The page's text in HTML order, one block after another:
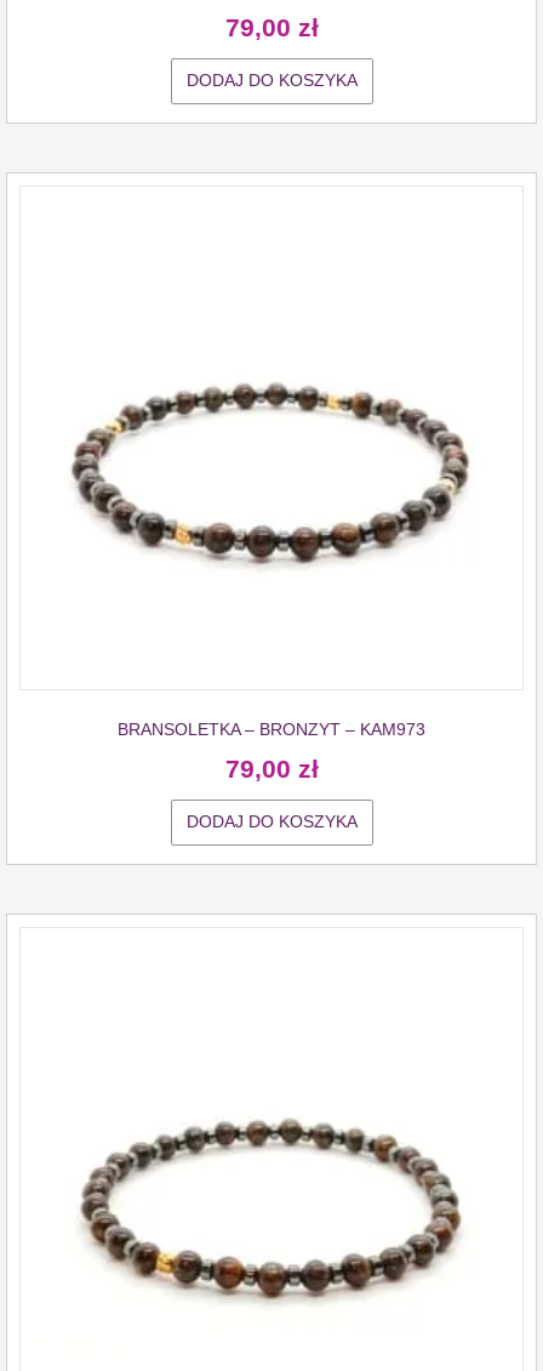
79,00 zł
DODAJ DO KOSZYKA
BRANSOLETKA – BRONZYT – KAM973
79,00 zł
DODAJ DO KOSZYKA